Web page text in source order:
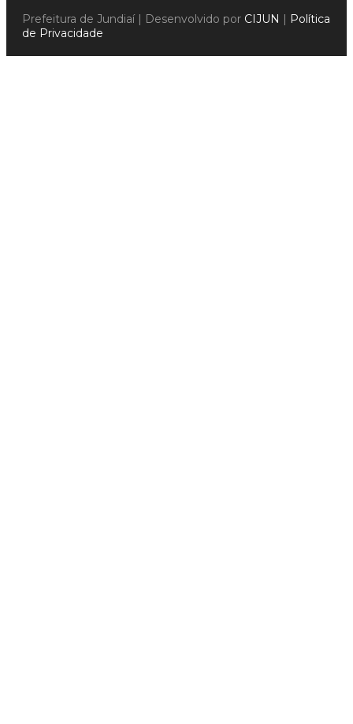
Prefeitura de Jundiaí | Desenvolvido por CIJUN | Política
de Privacidade